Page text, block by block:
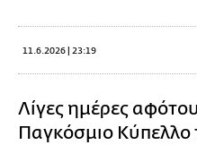
11.6.2026 | 23:19
Λίγες ημέρες
Παγκόσμιο Κύπελλο